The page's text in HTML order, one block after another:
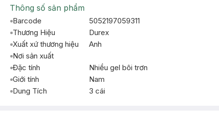
Thông số sản phẩm
Barcode
5052197059311
Thương Hiệu
Durex
Xuất xứ thương hiệu
Anh
Nơi sản xuất
Đặc tính
Nhiều gel bôi trơn
Giới tính
Nam
Dung Tích
3 cái